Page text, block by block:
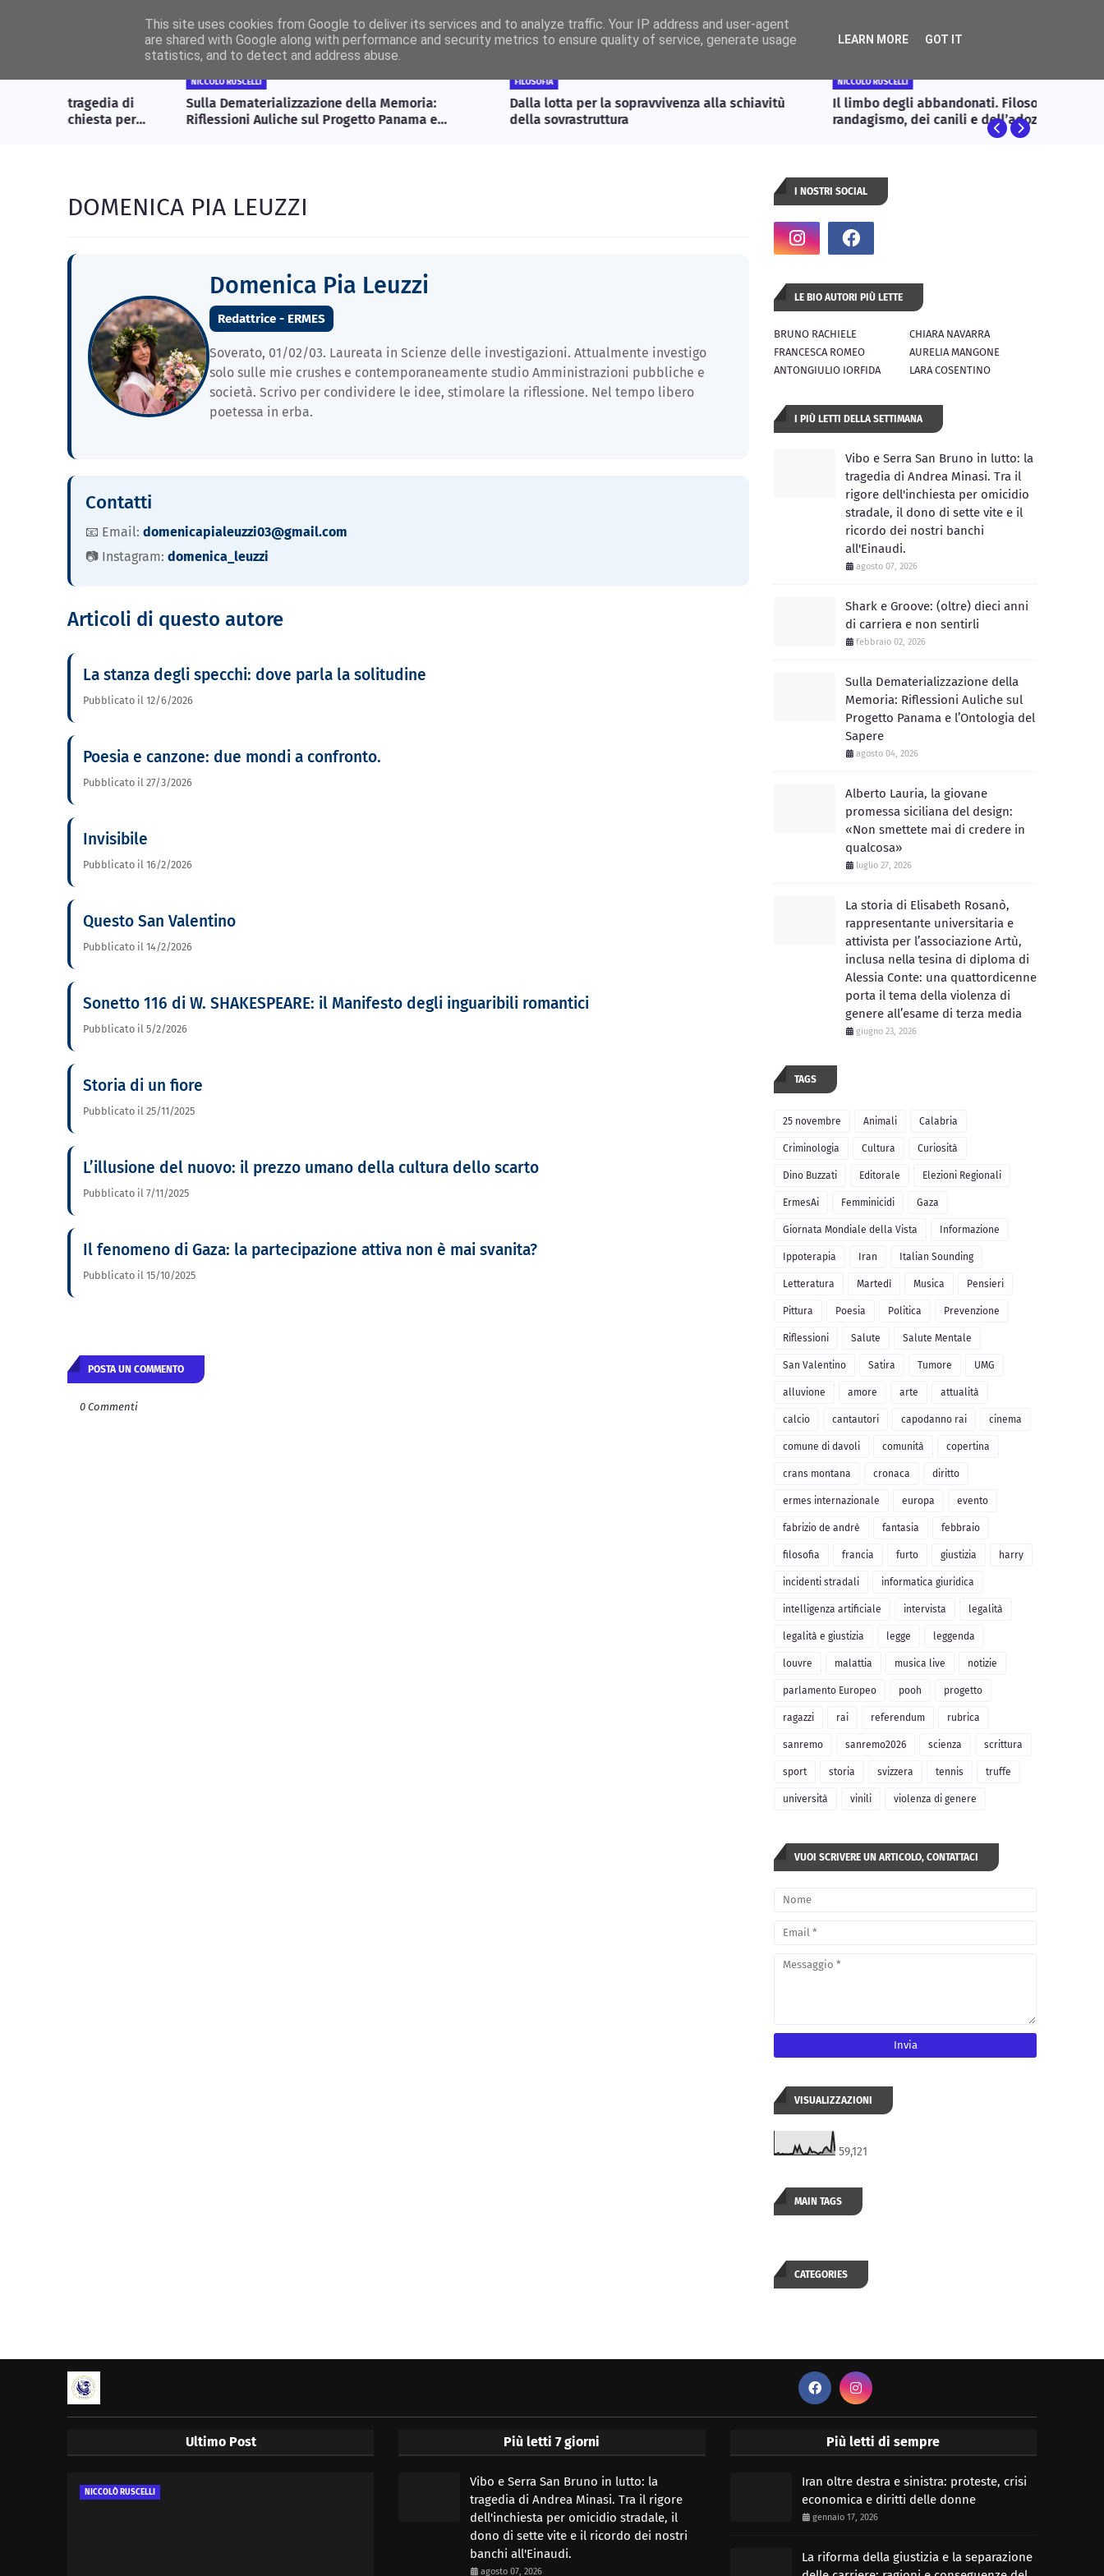
Home Autori ermeSanremo Edizioni Cartacee Sudoku Chi siamo? Contatti
NICCOLÒ RUSCELLI
Sulla Dematerializzazione della Memoria:
Riflessioni Auliche sul Progetto Panama e
FILOSOFIA
Dalla lotta per la sopravvivenza alla schiavitù
della sovrastruttura
NICCOLÒ RUSCELLI
Il limbo degli abbandonati. Filosofia del
randagismo, dei canili e dell’adozione come
ARTE
DOMENICA PIA LEUZZI
Domenica Pia Leuzzi
Redattrice - ERMES
Soverato, 01/02/03. Laureata in Scienze delle investigazioni. Attualmente investigo
solo sulle mie crushes e contemporaneamente studio Amministrazioni pubbliche e
società. Scrivo per condividere le idee, stimolare la riflessione. Nel tempo libero
poetessa in erba.
Contatti
📧 Email: domenicapialeuzzi03@gmail.com
📷 Instagram: domenica_leuzzi
Articoli di questo autore
La stanza degli specchi: dove parla la solitudine
Pubblicato il 12/6/2026
Poesia e canzone: due mondi a confronto.
Pubblicato il 27/3/2026
Invisibile
Pubblicato il 16/2/2026
Questo San Valentino
Pubblicato il 14/2/2026
Sonetto 116 di W. SHAKESPEARE: il Manifesto degli inguaribili romantici
Pubblicato il 5/2/2026
Storia di un fiore
Pubblicato il 25/11/2025
L’illusione del nuovo: il prezzo umano della cultura dello scarto
Pubblicato il 7/11/2025
Il fenomeno di Gaza: la partecipazione attiva non è mai svanita?
Pubblicato il 15/10/2025
POSTA UN COMMENTO
0 Commenti
I NOSTRI SOCIAL
LE BIO AUTORI PIÙ LETTE
BRUNO RACHIELE
CHIARA NAVARRA
FRANCESCA ROMEO
AURELIA MANGONE
ANTONGIULIO IORFIDA
LARA COSENTINO
I PIÙ LETTI DELLA SETTIMANA
Vibo e Serra San Bruno in lutto: la
tragedia di Andrea Minasi. Tra il
rigore dell'inchiesta per omicidio
stradale, il dono di sette vite e il
ricordo dei nostri banchi
all'Einaudi.
agosto 07, 2026
Shark e Groove: (oltre) dieci anni
di carriera e non sentirli
febbraio 02, 2026
Sulla Dematerializzazione della
Memoria: Riflessioni Auliche sul
Progetto Panama e l’Ontologia del
Sapere
agosto 04, 2026
Alberto Lauria, la giovane
promessa siciliana del design:
«Non smettete mai di credere in
qualcosa»
luglio 27, 2026
La storia di Elisabeth Rosanò,
rappresentante universitaria e
attivista per l’associazione Artù,
inclusa nella tesina di diploma di
Alessia Conte: una quattordicenne
porta il tema della violenza di
genere all’esame di terza media
giugno 23, 2026
TAGS
25 novembre Animali Calabria
Criminologia Cultura Curiosità
Dino Buzzati Editorale Elezioni Regionali
ErmesAi Femminicidi Gaza
Giornata Mondiale della Vista Informazione
Ippoterapia Iran Italian Sounding
Letteratura Martedì Musica Pensieri
Pittura Poesia Politica Prevenzione
Riflessioni Salute Salute Mentale
San Valentino Satira Tumore UMG
alluvione amore arte attualità
calcio cantautori capodanno rai cinema
comune di davoli comunità copertina
crans montana cronaca diritto
ermes internazionale europa evento
fabrizio de andrè fantasia febbraio
filosofia francia furto giustizia harry
incidenti stradali informatica giuridica
intelligenza artificiale intervista legalità
legalità e giustizia legge leggenda
louvre malattia musica live notizie
parlamento Europeo pooh progetto
ragazzi rai referendum rubrica
sanremo sanremo2026 scienza scrittura
sport storia svizzera tennis truffe
università vinili violenza di genere
VUOI SCRIVERE UN ARTICOLO, CONTATTACI
VISUALIZZAZIONI
59,121
MAIN TAGS
CATEGORIES
Ultimo Post
NICCOLÒ RUSCELLI
Più letti 7 giorni
Vibo e Serra San Bruno in lutto: la
tragedia di Andrea Minasi. Tra il rigore
dell'inchiesta per omicidio stradale, il
dono di sette vite e il ricordo dei nostri
banchi all'Einaudi.
agosto 07, 2026
Più letti di sempre
Iran oltre destra e sinistra: proteste, crisi
economica e diritti delle donne
gennaio 17, 2026
La riforma della giustizia e la separazione
This site uses cookies from Google to deliver its services and to analyze traffic. Your IP address and user-agent
are shared with Google along with performance and security metrics to ensure quality of service, generate usage
statistics, and to detect and address abuse.
LEARN MORE GOT IT